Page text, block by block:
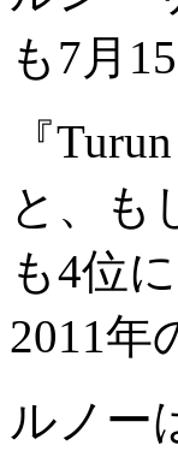
も7月
『
と、も
も4位
2011年
ルノー